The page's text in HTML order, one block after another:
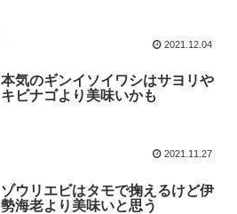
2021.12.04
本気のギンイソイワシはサヨリや
キビナゴより美味いかも
2021.11.27
ゾウリエビはタモで掬えるけど伊
勢海老より美味いと思う